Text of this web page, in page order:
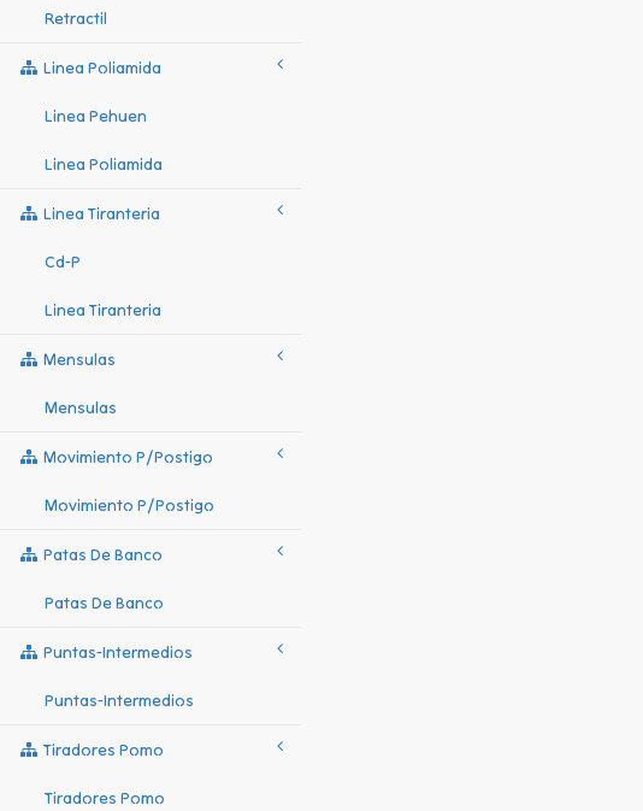
Retractil
Linea Poliamida
Linea Pehuen
Linea Poliamida
Linea Tiranteria
Cd-P
Linea Tiranteria
Mensulas
Mensulas
Movimiento P/postigo
Movimiento P/postigo
Patas De Banco
Patas De Banco
Puntas-Intermedios
Puntas-Intermedios
Tiradores Pomo
Tiradores Pomo